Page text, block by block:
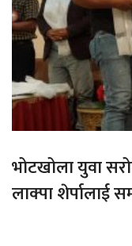
भोटखोला युवा
लाक्पा शेर्पालाई